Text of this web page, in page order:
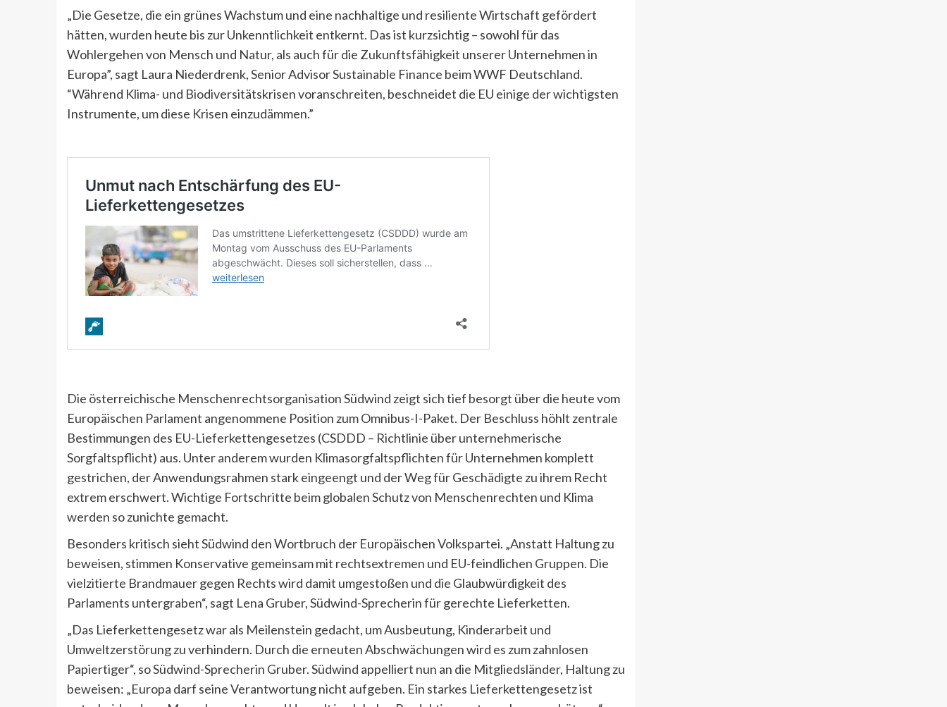
„Die Gesetze, die ein grünes Wachstum und eine nachhaltige und resiliente Wirtschaft gefördert
hätten, wurden heute bis zur Unkenntlichkeit entkernt. Das ist kurzsichtig – sowohl für das
Wohlergehen von Mensch und Natur, als auch für die Zukunftsfähigkeit unserer Unternehmen in
Europa”, sagt Laura Niederdrenk, Senior Advisor Sustainable Finance beim WWF Deutschland.
“Während Klima- und Biodiversitätskrisen voranschreiten, beschneidet die EU einige der wichtigsten
Instrumente, um diese Krisen einzudämmen.”
Die österreichische Menschenrechtsorganisation Südwind zeigt sich tief besorgt über die heute vom
Europäischen Parlament angenommene Position zum Omnibus-I-Paket. Der Beschluss höhlt zentrale
Bestimmungen des EU-Lieferkettengesetzes (CSDDD – Richtlinie über unternehmerische
Sorgfaltspflicht) aus. Unter anderem wurden Klimasorgfaltspflichten für Unternehmen komplett
gestrichen, der Anwendungsrahmen stark eingeengt und der Weg für Geschädigte zu ihrem Recht
extrem erschwert. Wichtige Fortschritte beim globalen Schutz von Menschenrechten und Klima
werden so zunichte gemacht.
Besonders kritisch sieht Südwind den Wortbruch der Europäischen Volkspartei. „Anstatt Haltung zu
beweisen, stimmen Konservative gemeinsam mit rechtsextremen und EU-feindlichen Gruppen. Die
vielzitierte Brandmauer gegen Rechts wird damit umgestoßen und die Glaubwürdigkeit des
Parlaments untergraben“, sagt Lena Gruber, Südwind-Sprecherin für gerechte Lieferketten.
„Das Lieferkettengesetz war als Meilenstein gedacht, um Ausbeutung, Kinderarbeit und
Umweltzerstörung zu verhindern. Durch die erneuten Abschwächungen wird es zum zahnlosen
Papiertiger“, so Südwind-Sprecherin Gruber. Südwind appelliert nun an die Mitgliedsländer, Haltung zu
beweisen: „Europa darf seine Verantwortung nicht aufgeben. Ein starkes Lieferkettengesetz ist